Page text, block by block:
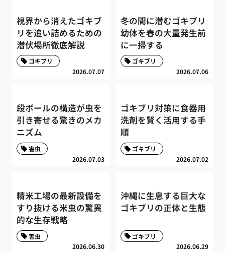
視界から消えたゴキブ
リを追い詰めるための
潜伏場所徹底解説
2026.07.07
ゴキブリ
冬の間に潜むゴキブリ
幼体を春の大量発生前
に一掃する
2026.07.06
ゴキブリ
段ボールの構造が虫を
引き寄せる驚きのメカ
ニズム
2026.07.03
害虫
ゴキブリ対策に食器用
洗剤を賢く活用する手
順
2026.07.02
ゴキブリ
精米工場の最新設備を
すり抜ける米虫の驚異
的な生存戦略
2026.06.30
害虫
沖縄に生息する巨大な
ゴキブリの正体と生態
2026.06.29
ゴキブリ